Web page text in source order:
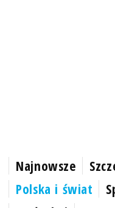
Najnowsze
Polska i świat